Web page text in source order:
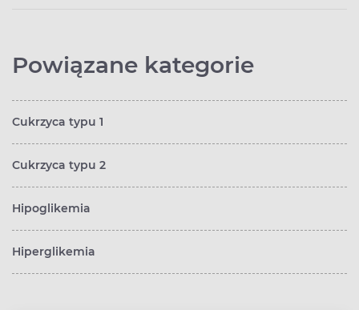
Powiązane kategorie
Cukrzyca typu 1
Cukrzyca typu 2
Hipoglikemia
Hiperglikemia